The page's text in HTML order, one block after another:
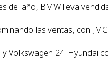
del año, BMW lleva
las ventas, con
y Volkswagen 24.